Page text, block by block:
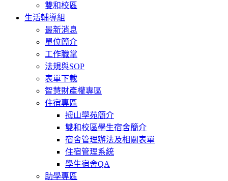
雙和校區
生活輔導組
最新消息
單位簡介
工作職掌
法規與SOP
表單下載
智慧財產權專區
住宿專區
拇山學苑簡介
雙和校區學生宿舍簡介
宿舍管理辦法及相關表單
住宿管理系統
學生宿舍QA
助學專區